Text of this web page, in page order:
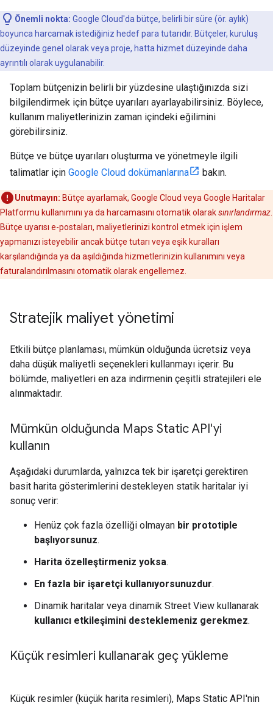
Önemli nokta: Google Cloud'da bütçe, belirli bir süre (ör. aylık)
boyunca harcamak istediğiniz hedef para tutarıdır. Bütçeler, kuruluş
düzeyinde genel olarak veya proje, hatta hizmet düzeyinde daha
ayrıntılı olarak uygulanabilir.
Toplam bütçenizin belirli bir yüzdesine ulaştığınızda sizi
bilgilendirmek için bütçe uyarıları ayarlayabilirsiniz. Böylece,
kullanım maliyetlerinizin zaman içindeki eğilimini
görebilirsiniz.
Bütçe ve bütçe uyarıları oluşturma ve yönetmeyle ilgili
talimatlar için Google Cloud dokümanlarına bakın.
Unutmayın: Bütçe ayarlamak, Google Cloud veya Google Haritalar
Platformu kullanımını ya da harcamasını otomatik olaraksınırlandırmaz
Bütçe uyarısı e-postaları, maliyetlerinizi kontrol etmek için işlem
yapmanızı isteyebilir ancak bütçe tutarı veya eşik kuralları
karşılandığında ya da aşıldığında hizmetlerinizin kullanımını veya
faturalandırılmasını otomatik olarak engellemez.
Stratejik maliyet yönetimi
Etkili bütçe planlaması, mümkün olduğunda ücretsiz veya
daha düşük maliyetli seçenekleri kullanmayı içerir. Bu
bölümde, maliyetleri en aza indirmenin çeşitli stratejileri ele
alınmaktadır.
Mümkün olduğunda Maps Static API'yi
kullanın
Aşağıdaki durumlarda, yalnızca tek bir işaretçi gerektiren
basit harita gösterimlerini destekleyen statik haritalar iyi
sonuç verir:
Henüz çok fazla özelliği olmayan bir prototiple
başlıyorsunuz.
Harita özelleştirmeniz yoksa.
En fazla bir işaretçi kullanıyorsunuzdur.
Dinamik haritalar veya dinamik Street View kullanarak
kullanıcı etkileşimini desteklemeniz gerekmez.
Küçük resimleri kullanarak geç yükleme
Küçük resimler (küçük harita resimleri), Maps Static API'nin